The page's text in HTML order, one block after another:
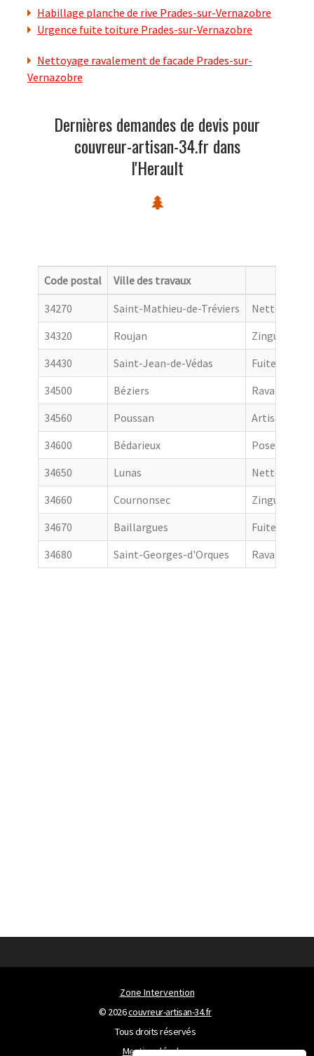
Habillage planche de rive Prades-sur-Vernazobre
Urgence fuite toiture Prades-sur-Vernazobre
Nettoyage ravalement de facade Prades-sur-
Vernazobre
Dernières demandes de devis pour
couvreur-artisan-34.fr dans
l'Herault
Code postal Ville des travaux
34270
Saint-Mathieu-de-Tréviers
Nettoyage
34320
Roujan
Zingueur
34430
Saint-Jean-de-Védas
Fuite toiture
34500
Béziers
Ravalement
34560
Poussan
Artisan
34600
Bédarieux
Pose de
34650
Lunas
Nettoyage
34660
Cournonsec
Zingueur
34670
Baillargues
Fuite toiture
34680
Saint-Georges-d'Orques Ravalement
Zone Intervention
© 2026couvreur-artisan-34.fr
Tous droits réservés
Mentions légales